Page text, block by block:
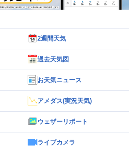
2週間天気
過去天気図
お天気ニュース
アメダス(実況天気)
ウェザーリポート
ライブカメラ